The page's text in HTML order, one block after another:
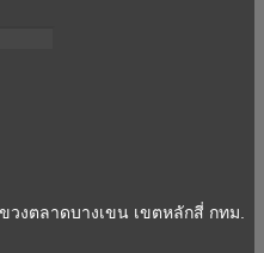
งตลาดบางเขน เขตหลักสี่ กทม.